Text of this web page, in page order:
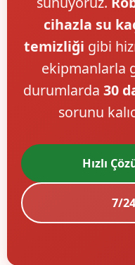
cihazla su
temizliği gibi
ekipmanlarla
durumlarda 30
sorunu
Hızlı
7/